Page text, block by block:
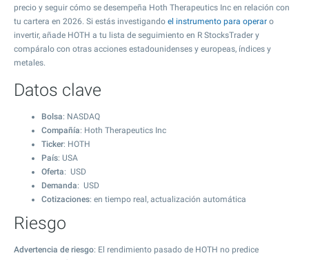
precio y seguir cómo se desempeña Hoth Therapeutics Inc en relación con
tu cartera en 2026. Si estás investigando el instrumento para operar o
invertir, añade HOTH a tu lista de seguimiento en R StocksTrader y
compáralo con otras acciones estadounidenses y europeas, índices y
metales.
Datos clave
Bolsa: NASDAQ
Compañía: Hoth Therapeutics Inc
Ticker: HOTH
País: USA
Oferta: USD
Demanda: USD
Cotizaciones: en tiempo real, actualización automática
Riesgo
Advertencia de riesgo: El rendimiento pasado de HOTH no predice